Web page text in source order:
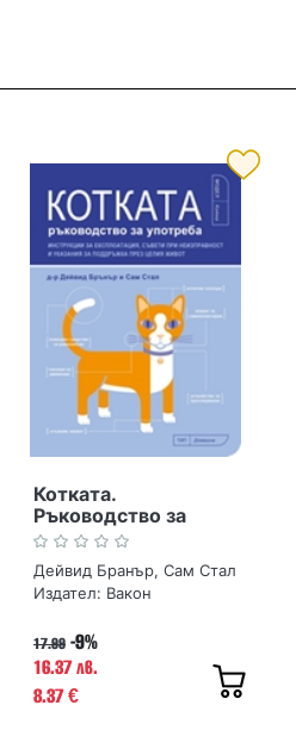
Котката.
Ръководство за
употреба
Дейвид Бранър, Сам Стал
Издател: Вакон
17.99 -9%
16.37 лв.
8.37€